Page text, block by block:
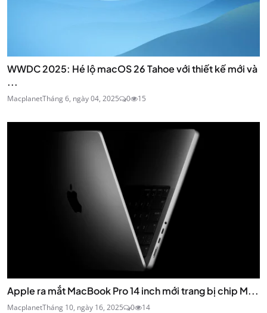
WWDC 2025: Hé lộ macOS 26 Tahoe với thiết kế mới và
...
MacplanetTháng 6, ngày 04, 2025 0 15
Apple ra mắt MacBook Pro 14 inch mới trang bị chip M...
MacplanetTháng 10, ngày 16, 2025 0 14